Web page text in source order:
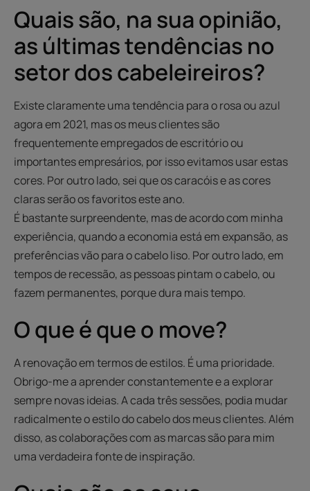
Quais são, na sua opinião,
as últimas tendências no
setor dos cabeleireiros?
Existe claramente uma tendência para o rosa ou azul
agora em 2021, mas os meus clientes são
frequentemente empregados de escritório ou
importantes empresários, por isso evitamos usar estas
cores. Por outro lado, sei que os caracóis e as cores
claras serão os favoritos este ano.
É bastante surpreendente, mas de acordo com minha
experiência, quando a economia está em expansão, as
preferências vão para o cabelo liso. Por outro lado, em
tempos de recessão, as pessoas pintam o cabelo, ou
fazem permanentes, porque dura mais tempo.
O que é que o move?
A renovação em termos de estilos. É uma prioridade.
Obrigo-me a aprender constantemente e a explorar
sempre novas ideias. A cada três sessões, podia mudar
radicalmente o estilo do cabelo dos meus clientes. Além
disso, as colaborações com as marcas são para mim
uma verdadeira fonte de inspiração.